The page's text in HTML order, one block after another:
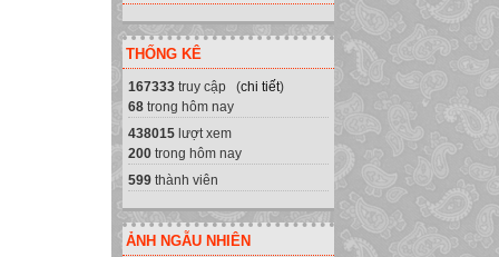
THỐNG KÊ
167333 truy cập (chi tiết)
68 trong hôm nay
438015 lượt xem
200 trong hôm nay
599 thành viên
ẢNH NGẪU NHIÊN